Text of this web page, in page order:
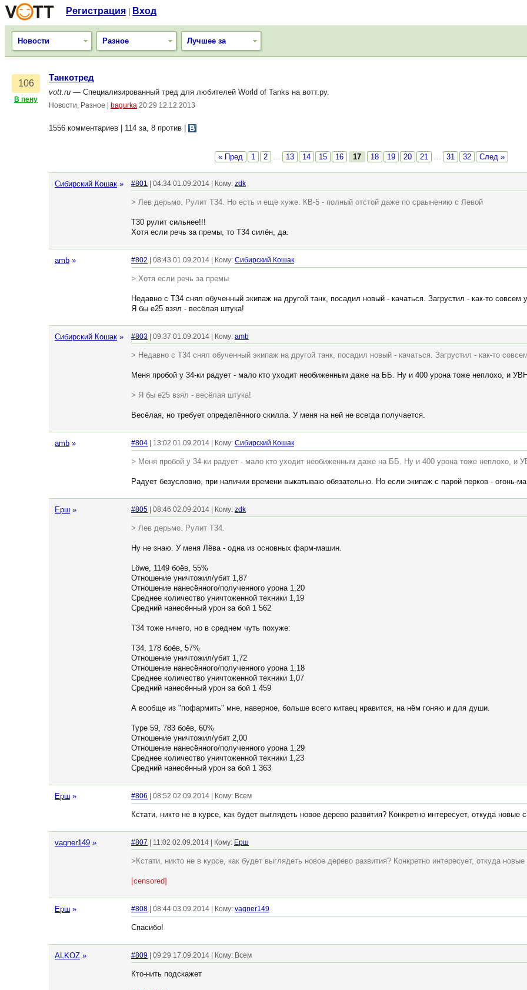
Регистрация Вход
Новости Разное Лучшее за
106
В пену
Танкотред
vott.ru — Специализированный тред для любителей World of Tanks на вотт.ру.
Новости, Разное bagurka 20:29 12.12.2013
1556 комментариев | 114 за, 8 против
« Пред 1 2 … 13 14 15 16 17 18 19 20 21 … 31 32 След »
Сибирский Кошак » #801 | 04:34 01.09.2014 | Кому: zdk
> Лев дерьмо. Рулит Т34. Но есть и еще хуже. КВ-5 - полный отстой даже по сраынению с Левой
Т30 рулит сильнее!!!
Хотя если речь за премы, то Т34 силён, да.
amb » #802 | 08:43 01.09.2014 | Кому: Сибирский Кошак
> Хотя если речь за премы
Недавно с Т34 снял обученный экипаж на другой танк, посадил новый - качаться. Загрустил - как-то совсем
Я бы е25 взял - весёлая штука!
Сибирский Кошак » #803 | 09:37 01.09.2014 | Кому: amb
> Недавно с Т34 снял обученный экипаж на другой танк, посадил новый - качаться. Загрустил - как-то
Меня пробой у 34-ки радует - мало кто уходит необиженным даже на ББ. Ну и 400 урона тоже неплохо, и
> Я бы е25 взял - весёлая штука!
Весёлая, но требует определённого скилла. У меня на ней не всегда получается.
amb » #804 | 13:02 01.09.2014 | Кому: Сибирский Кошак
> Меня пробой у 34-ки радует - мало кто уходит необиженным даже на ББ. Ну и 400 урона тоже неплохо, и
Радует безусловно, при наличии времени выкатываю обязательно. Но если экипаж с парой перков - огонь-
Ерш » #805 | 08:46 02.09.2014 | Кому: zdk
> Лев дерьмо. Рулит Т34.
Ну не знаю. У меня Лёва - одна из основных фарм-машин.
Löwe, 1149 боёв, 55%
Отношение уничтожил/убит 1,87
Отношение нанесённого/полученного урона 1,20
Среднее количество уничтоженной техники 1,19
Средний нанесённый урон за бой 1 562
Т34 тоже ничего, но в среднем чуть похуже:
T34, 178 боёв, 57%
Отношение уничтожил/убит 1,72
Отношение нанесённого/полученного урона 1,18
Среднее количество уничтоженной техники 1,07
Средний нанесённый урон за бой 1 459
А вообще из "пофармить" мне, наверное, больше всего китаец нравится, на нём гоняю и для души.
Type 59, 783 боёв, 60%
Отношение уничтожил/убит 2,00
Отношение нанесённого/полученного урона 1,29
Среднее количество уничтоженной техники 1,23
Средний нанесённый урон за бой 1 363
Ерш » #806 | 08:52 02.09.2014 | Кому: Всем
Кстати, никто не в курсе, как будет выглядеть новое дерево развития? Конкретно интересует, откуда новые
vagner149 » #807 | 11:02 02.09.2014 | Кому: Ерш
>Кстати, никто не в курсе, как будет выглядеть новое дерево развития? Конкретно интересует, откуда
[censored]
Ерш » #808 | 08:44 03.09.2014 | Кому: vagner149
Спасибо!
ALKOZ » #809 | 09:29 17.09.2014 | Кому: Всем
Кто-нить подскажет